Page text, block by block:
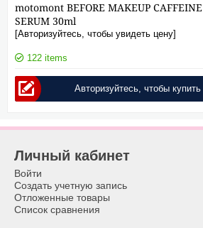
motomont BEFORE MAKEUP CAFFEINE
SERUM 30ml
[Авторизуйтесь, чтобы увидеть цену]
122 items
Авторизуйтесь, чтобы купить
Личный кабинет
Войти
Создать учетную запись
Отложенные товары
Список сравнения